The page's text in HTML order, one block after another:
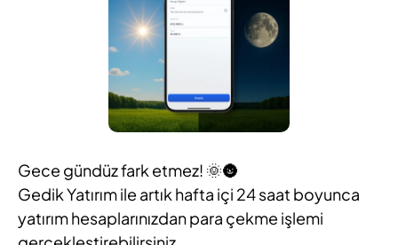
Gece gündüz fark etmez! 🌞🌚
Gedik Yatırım ile artık hafta içi 24 saat boyunca
yatırım hesaplarınızdan para çekme işlemi